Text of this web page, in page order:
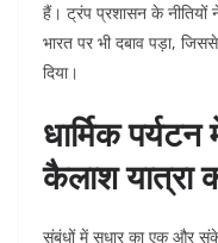
हैं। ट्रंप प्रशासन के नीतियों
भारत पर भी दबाव पड़ा,
दिया।
धार्मिक
कैलाश यात्रा
संबंधों में सुधार का एक और